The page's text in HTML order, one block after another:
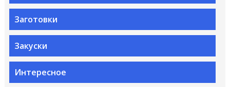
Заготовки
Закуски
Интересное